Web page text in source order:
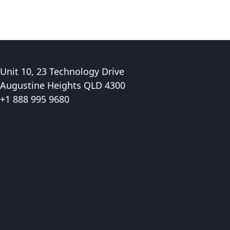
Unit 10, 23 Technology Drive
Augustine Heights QLD 4300
+1 888 995 9680